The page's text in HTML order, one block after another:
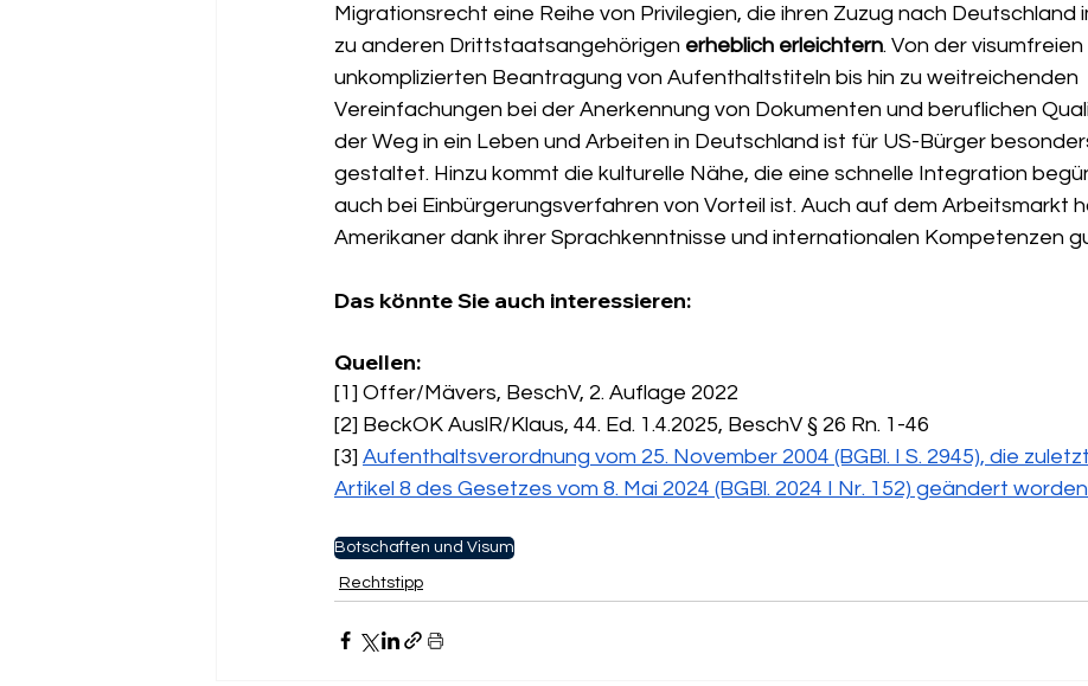
Migrationsrecht eine Reihe von Privilegien, die ihren Zuzug nach Deutschland
zu anderen Drittstaatsangehörigen erheblich erleichtern. Von der
unkomplizierten Beantragung von Aufenthaltstiteln bis hin zu weitreichenden
Vereinfachungen bei der Anerkennung von Dokumenten und beruflichen
der Weg in ein Leben und Arbeiten in Deutschland ist für US-Bürger
gestaltet. Hinzu kommt die kulturelle Nähe, die eine schnelle Integration
auch bei Einbürgerungsverfahren von Vorteil ist. Auch auf dem Arbeitsmarkt
Amerikaner dank ihrer Sprachkenntnisse und internationalen Kompetenzen
Das könnte Sie auch interessieren:
Quellen:
[1] Offer/Mävers, BeschV, 2. Auflage 2022
[2] BeckOK AuslR/Klaus, 44. Ed. 1.4.2025, BeschV § 26 Rn. 1-46
[3] Aufenthaltsverordnung vom 25. November 2004 (BGBl. I S. 2945), die
Artikel 8 des Gesetzes vom 8. Mai 2024 (BGBl. 2024 I Nr. 152) geändert
Botschaften und Visum
Rechtstipp